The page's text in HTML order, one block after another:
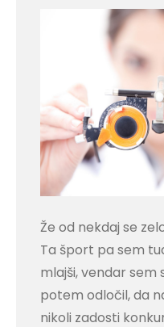
Že od nekdaj se
Ta šport pa sem
mlajši, vendar sem
potem odločil, da
nikoli zadosti